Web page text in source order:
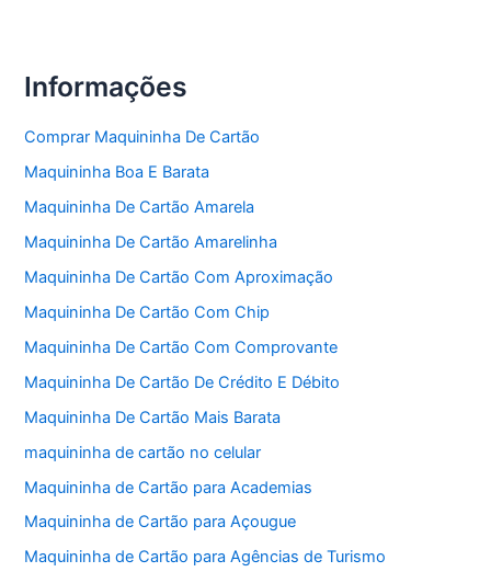
Informações
Comprar Maquininha De Cartão
Maquininha Boa E Barata
Maquininha De Cartão Amarela
Maquininha De Cartão Amarelinha
Maquininha De Cartão Com Aproximação
Maquininha De Cartão Com Chip
Maquininha De Cartão Com Comprovante
Maquininha De Cartão De Crédito E Débito
Maquininha De Cartão Mais Barata
maquininha de cartão no celular
Maquininha de Cartão para Academias
Maquininha de Cartão para Açougue
Maquininha de Cartão para Agências de Turismo